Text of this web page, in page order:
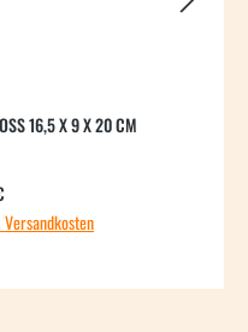
16,5 X 9 X 20 CM
Preis: